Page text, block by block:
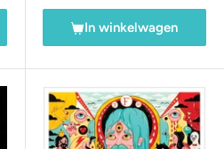
In winkelwagen